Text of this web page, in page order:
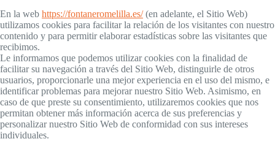
o
n
t
e
n
i
d
o
En la web https://fontaneromelilla.es/(en adelante, el Sitio Web)
utilizamos cookies para facilitar la relación de los visitantes con nuestro
contenido y para permitir elaborar estadísticas sobre las visitantes que
recibimos.
Le informamos que podemos utilizar cookies con la finalidad de
facilitar su navegación a través del Sitio Web, distinguirle de otros
usuarios, proporcionarle una mejor experiencia en el uso del mismo, e
identificar problemas para mejorar nuestro Sitio Web. Asimismo, en
caso de que preste su consentimiento, utilizaremos cookies que nos
permitan obtener más información acerca de sus preferencias y
personalizar nuestro Sitio Web de conformidad con sus intereses
individuales.